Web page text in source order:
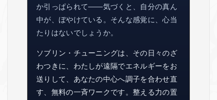
か引っぱられて——気づくと、自分の真ん
中が、ぼやけている。そんな感覚に、心当
たりはないでしょうか。
ソブリン・チューニングは、その日々のざ
わつきに、わたしが遠隔でエネルギーをお
送りして、あなたの中心へ調子を合わせ直
す、無料の一斉ワークです。整える力の置